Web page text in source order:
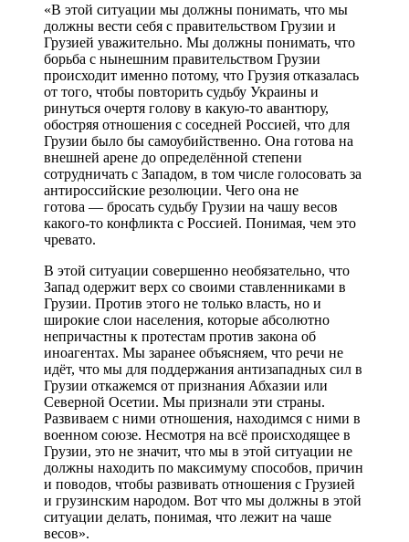
«В этой ситуации мы должны понимать, что мы
должны вести себя с правительством Грузии и
Грузией уважительно. Мы должны понимать, что
борьба с нынешним правительством Грузии
происходит именно потому, что Грузия отказалась
от того, чтобы повторить судьбу Украины и
ринуться очертя голову в какую-то авантюру,
обостряя отношения с соседней Россией, что для
Грузии было бы самоубийственно. Она готова на
внешней арене до определённой степени
сотрудничать с Западом, в том числе голосовать за
антироссийские резолюции. Чего она не
готова — бросать судьбу Грузии на чашу весов
какого-то конфликта с Россией. Понимая, чем это
чревато.
В этой ситуации совершенно необязательно, что
Запад одержит верх со своими ставленниками в
Грузии. Против этого не только власть, но и
широкие слои населения, которые абсолютно
непричастны к протестам против закона об
иноагентах. Мы заранее объясняем, что речи не
идёт, что мы для поддержания антизападных сил в
Грузии откажемся от признания Абхазии или
Северной Осетии. Мы признали эти страны.
Развиваем с ними отношения, находимся с ними в
военном союзе. Несмотря на всё происходящее в
Грузии, это не значит, что мы в этой ситуации не
должны находить по максимуму способов, причин
и поводов, чтобы развивать отношения с Грузией
и грузинским народом. Вот что мы должны в этой
ситуации делать, понимая, что лежит на чаше
весов».